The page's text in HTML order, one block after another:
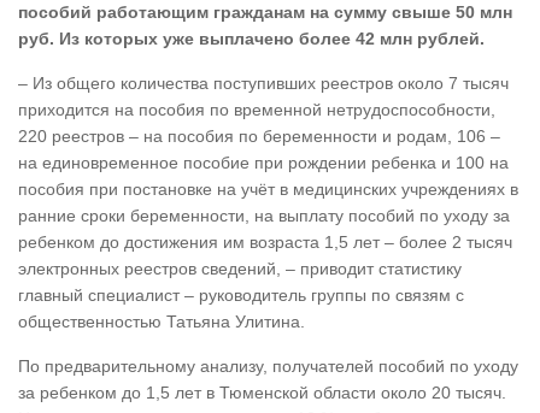
пособий работающим гражданам на сумму свыше 50 млн
руб. Из которых уже выплачено более 42 млн рублей.
– Из общего количества поступивших реестров около 7 тысяч
приходится на пособия по временной нетрудоспособности,
220 реестров – на пособия по беременности и родам, 106 –
на единовременное пособие при рождении ребенка и 100 на
пособия при постановке на учёт в медицинских учреждениях в
ранние сроки беременности, на выплату пособий по уходу за
ребенком до достижения им возраста 1,5 лет – более 2 тысяч
электронных реестров сведений, – приводит статистику
главный специалист – руководитель группы по связям с
общественностью Татьяна Улитина.
По предварительному анализу, получателей пособий по уходу
за ребенком до 1,5 лет в Тюменской области около 20 тысяч.